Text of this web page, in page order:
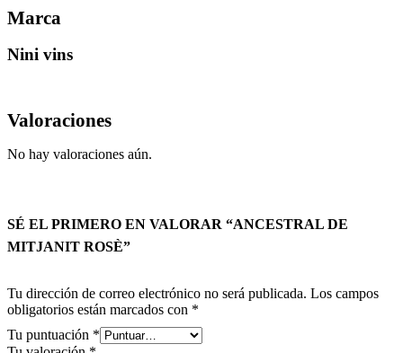
Marca
Nini vins
Valoraciones
No hay valoraciones aún.
SÉ EL PRIMERO EN VALORAR “ANCESTRAL DE
MITJANIT ROSÈ”
Tu dirección de correo electrónico no será publicada. Los campos
obligatorios están marcados con *
Tu puntuación *